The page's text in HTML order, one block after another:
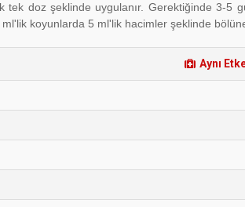
tek doz şeklinde uygulanır. Gerektiğinde 3-
koyunlarda 5 ml'lik hacimler şeklinde
Aynı